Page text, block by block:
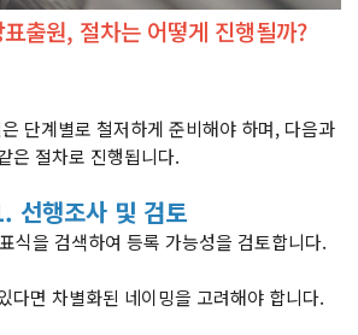
출원, 절차는 어떻게 진행될까?
단계별로 철저하게 준비해야 하며, 다음과
은 절차로 진행됩니다.
선행조사 및 검토
식을 검색하여 등록 가능성을 검토합니다.
다면 차별화된 네이밍을 고려해야 합니다.